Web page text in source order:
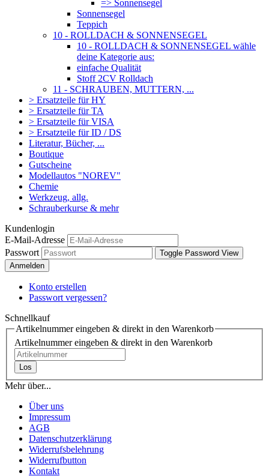
=> Sonnensegel
Sonnensegel
Teppich
10 - ROLLDACH & SONNENSEGEL
10 - ROLLDACH & SONNENSEGEL wähle
deine Kategorie aus:
einfache Qualität
Stoff 2CV Rolldach
11 - SCHRAUBEN, MUTTERN, ...
> Ersatzteile für HY
> Ersatzteile für TA
> Ersatzteile für VISA
> Ersatzteile für ID / DS
Literatur, Bücher, ...
Boutique
Gutscheine
Modellautos "NOREV"
Chemie
Werkzeug, allg.
Schrauberkurse & mehr
Kundenlogin
E-Mail-Adresse
Passwort
Toggle Password View
Anmelden
Konto erstellen
Passwort vergessen?
Schnellkauf
Artikelnummer eingeben & direkt in den Warenkorb
Artikelnummer eingeben & direkt in den Warenkorb
Los
Mehr über...
Über uns
Impressum
AGB
Datenschutzerklärung
Widerrufsbelehrung
Widerrufbutton
Kontakt